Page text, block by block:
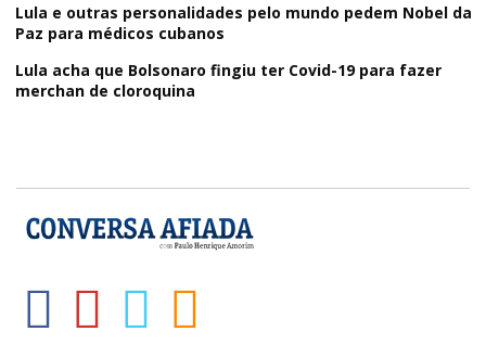
Lula e outras personalidades pelo mundo pedem Nobel da
Paz para médicos cubanos
Lula acha que Bolsonaro fingiu ter Covid-19 para fazer
merchan de cloroquina